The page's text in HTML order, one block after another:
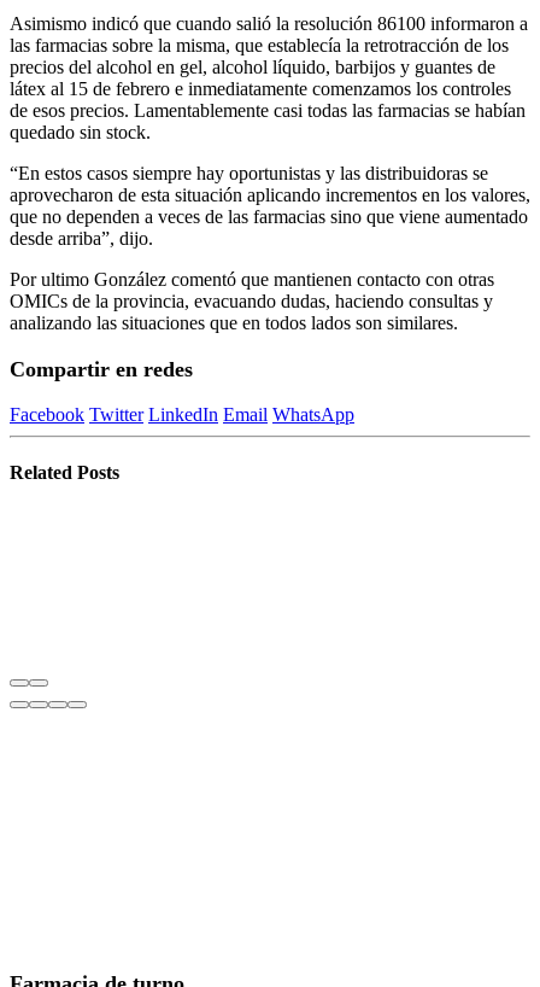
Asimismo indicó que cuando salió la resolución 86100 informaron a
las farmacias sobre la misma, que establecía la retrotracción de los
precios del alcohol en gel, alcohol líquido, barbijos y guantes de
látex al 15 de febrero e inmediatamente comenzamos los controles
de esos precios. Lamentablemente casi todas las farmacias se habían
quedado sin stock.
“En estos casos siempre hay oportunistas y las distribuidoras se
aprovecharon de esta situación aplicando incrementos en los valores,
que no dependen a veces de las farmacias sino que viene aumentado
desde arriba”, dijo.
Por ultimo González comentó que mantienen contacto con otras
OMICs de la provincia, evacuando dudas, haciendo consultas y
analizando las situaciones que en todos lados son similares.
Compartir en redes
Facebook Twitter LinkedIn Email WhatsApp
Related Posts